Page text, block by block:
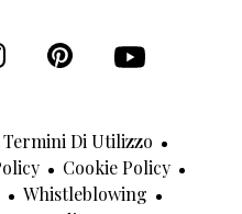
Termini Di Utilizzo
Cookie Policy
Whistleblowing